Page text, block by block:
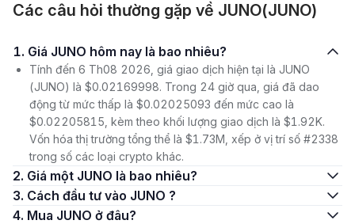
Các câu hỏi thường gặp về JUNO(JUNO)
1. Giá JUNO hôm nay là bao nhiêu?
Tính đến 6 Th08 2026, giá giao dịch hiện tại là JUNO
(JUNO) là $0.02169998. Trong 24 giờ qua, giá đã dao
động từ mức thấp là $0.02025093 đến mức cao là
$0.02205815, kèm theo khối lượng giao dịch là $1.92K.
Vốn hóa thị trường tổng thể là $1.73M, xếp ở vị trí số #2338
trong số các loại crypto khác.
2. Giá một JUNO là bao nhiêu?
3. Cách đầu tư vào JUNO ?
4. Mua JUNO ở đâu?